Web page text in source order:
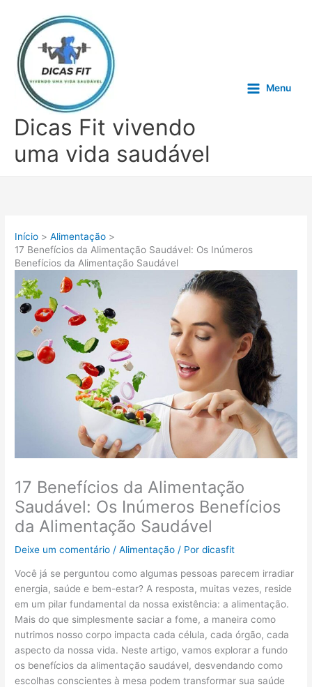
conteúdo
Dicas Fit vivendo
uma vida saudável
Menu
Início
Alimentação
17 Benefícios da Alimentação Saudável: Os Inúmeros
Benefícios da Alimentação Saudável
17 Benefícios da Alimentação
Saudável: Os Inúmeros Benefícios
da Alimentação Saudável
Deixe um comentário /Alimentação / Pordicasfit
Você já se perguntou como algumas pessoas parecem irradiar
energia, saúde e bem-estar? A resposta, muitas vezes, reside
em um pilar fundamental da nossa existência: a alimentação.
Mais do que simplesmente saciar a fome, a maneira como
nutrimos nosso corpo impacta cada célula, cada órgão, cada
aspecto da nossa vida. Neste artigo, vamos explorar a fundo
os benefícios da alimentação saudável, desvendando como
escolhas conscientes à mesa podem transformar sua saúde